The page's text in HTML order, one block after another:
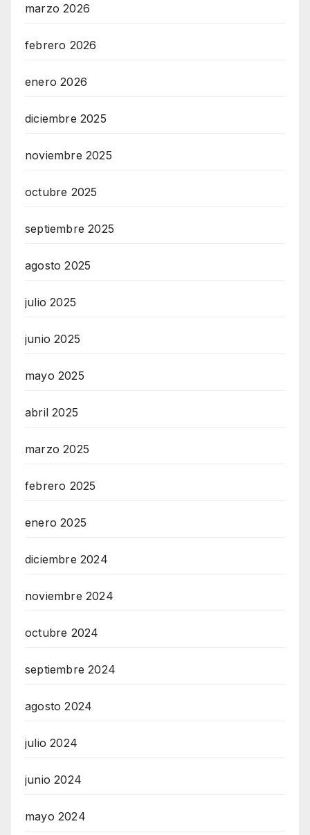
marzo 2026
febrero 2026
enero 2026
diciembre 2025
noviembre 2025
octubre 2025
septiembre 2025
agosto 2025
julio 2025
junio 2025
mayo 2025
abril 2025
marzo 2025
febrero 2025
enero 2025
diciembre 2024
noviembre 2024
octubre 2024
septiembre 2024
agosto 2024
julio 2024
junio 2024
mayo 2024